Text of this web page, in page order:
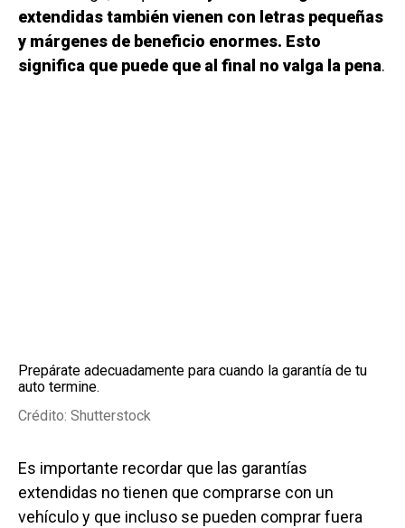
extendidas también vienen con letras pequeñas
y márgenes de beneficio enormes. Esto
significa que puede que al final no valga la pena.
Prepárate adecuadamente para cuando la garantía de tu
auto termine.
Crédito: Shutterstock
Es importante recordar que las garantías
extendidas no tienen que comprarse con un
vehículo y que incluso se pueden comprar fuera